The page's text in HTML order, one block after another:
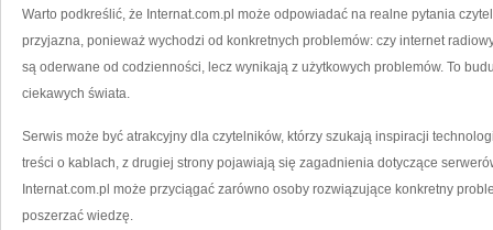
Warto podkreślić, że Internat.com.pl może odpowiadać na realne pytania
przyjazna, ponieważ wychodzi od konkretnych problemów: czy internet
są oderwane od codzienności, lecz wynikają z użytkowych problemów. To
ciekawych świata.
Serwis może być atrakcyjny dla czytelników, którzy szukają inspiracji
treści o kablach, z drugiej strony pojawiają się zagadnienia dotyczące
Internat.com.pl może przyciągać zarówno osoby rozwiązujące konkretny
poszerzać wiedzę.